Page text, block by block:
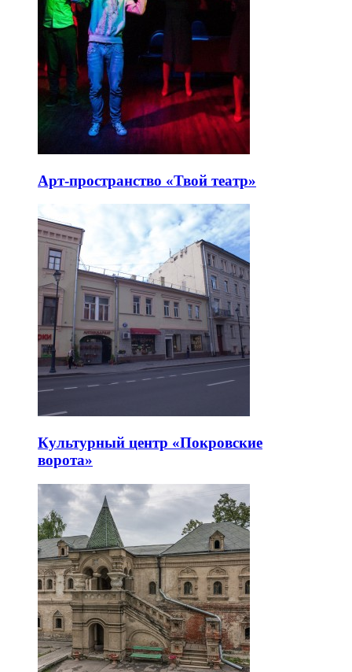
Арт-пространство «Твой театр»
Культурный центр «Покровские
ворота»